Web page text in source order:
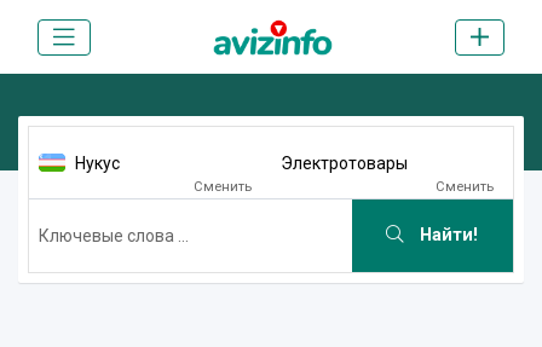
Нукус
Сменить
Электротовары
Сменить
Найти!